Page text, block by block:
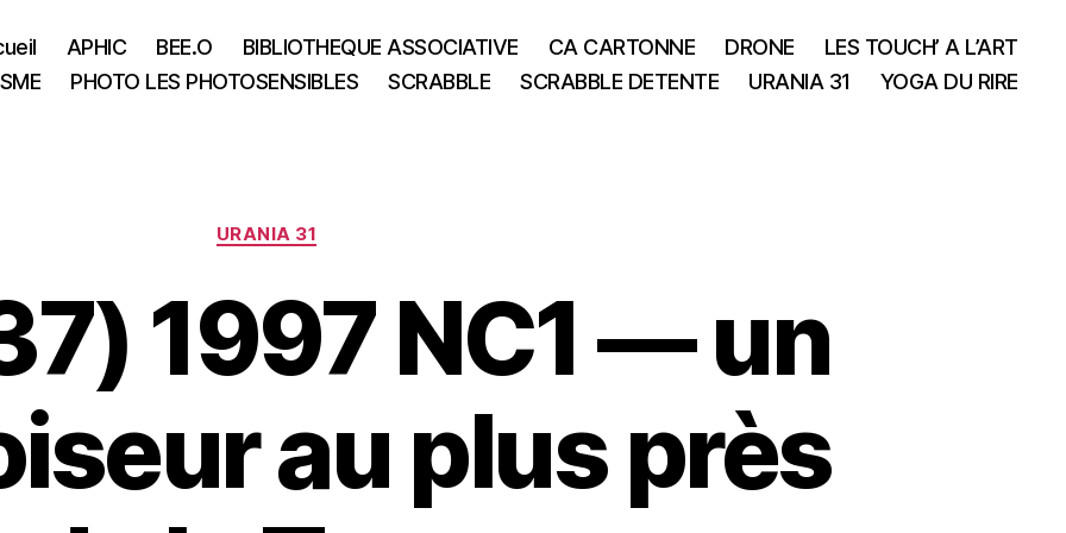
APHIC BEE.O BIBLIOTHEQUE ASSOCIATIVE CA CARTONNE DRONE
LES TOUCH’ A L’ART
PHOTO LES PHOTOSENSIBLES SCRABBLE SCRABBLE DETENTE URANIA 31 YOGA DU RIRE
Categories
URANIA 31
1997 NC1 — un
au plus près